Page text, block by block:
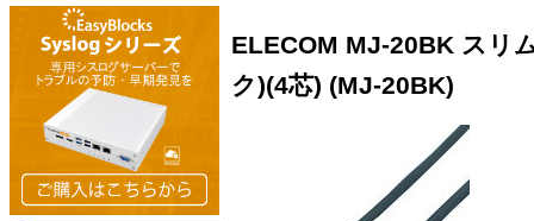
ELECOM MJ-20BK スリ
ク)(4芯) (MJ-20BK)